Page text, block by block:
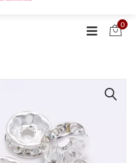
0